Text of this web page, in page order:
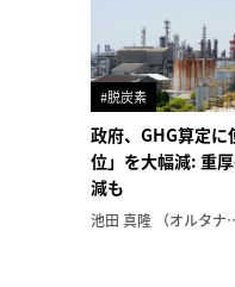
#脱炭素
政府、GHG算定に
位」を大幅減: 重
減も
池田 真隆